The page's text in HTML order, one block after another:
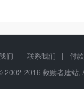
们 | 联系我们 |
付
2002-2016 救赎者建站